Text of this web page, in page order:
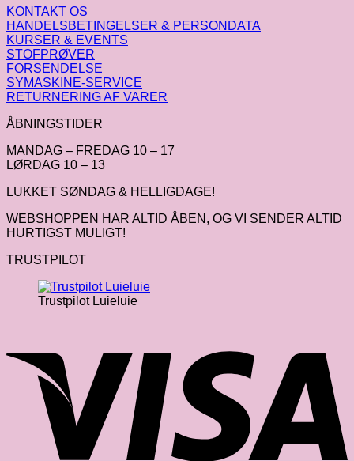
KONTAKT OS
HANDELSBETINGELSER & PERSONDATA
KURSER & EVENTS
STOFPRØVER
FORSENDELSE
SYMASKINE-SERVICE
RETURNERING AF VARER
ÅBNINGSTIDER
MANDAG – FREDAG 10 – 17
LØRDAG 10 – 13
LUKKET SØNDAG & HELLIGDAGE!
WEBSHOPPEN HAR ALTID ÅBEN, OG VI SENDER ALTID
HURTIGST MULIGT!
TRUSTPILOT
Trustpilot Luieluie